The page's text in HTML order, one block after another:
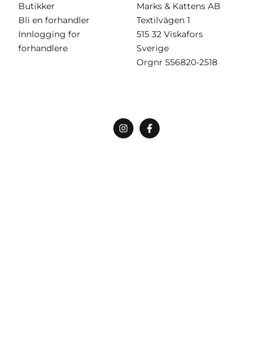
Butikker
Bli en forhandler
Innlogging for
forhandlere
Marks & Kattens AB
Textilvägen 1
515 32 Viskafors
Sverige
Orgnr 556820-2518